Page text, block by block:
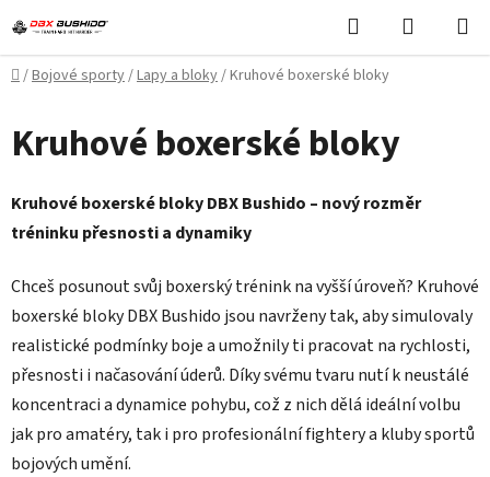
na
obsah
Hledat
KOŠÍK
Domů
/Bojové sporty/Lapy a bloky/Kruhové boxerské bloky
Kruhové boxerské bloky
Kruhové boxerské bloky DBX Bushido – nový rozměr
tréninku přesnosti a dynamiky
Chceš posunout svůj boxerský trénink na vyšší úroveň? Kruhové
boxerské bloky DBX Bushido jsou navrženy tak, aby simulovaly
realistické podmínky boje a umožnily ti pracovat na rychlosti,
přesnosti i načasování úderů. Díky svému tvaru nutí k neustálé
koncentraci a dynamice pohybu, což z nich dělá ideální volbu
jak pro amatéry, tak i pro profesionální fightery a kluby sportů
bojových umění.